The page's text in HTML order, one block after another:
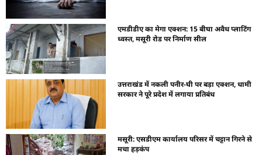
एमडीडीए का मेगा एक्शन: 15 बीघा अवैध प्लाटिंग
ध्वस्त, मसूरी रोड पर निर्माण सील
उत्तराखंड में नकली पनीर-घी पर बड़ा एक्शन, धामी
सरकार ने पूरे प्रदेश में लगाया प्रतिबंध
मसूरी: एसडीएम कार्यालय परिसर में चट्टान गिरने से
मचा हड़कंप